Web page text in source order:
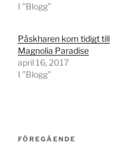
I ”Blogg”
Påskharen kom tidigt till
Magnolia Paradise
april 16, 2017
I ”Blogg”
Inläggsnavigering
Föregående
FÖREGÅENDE